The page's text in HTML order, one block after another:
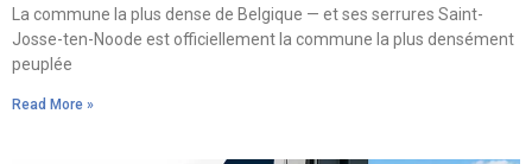
La commune la plus dense de Belgique — et ses serrures Saint-
Josse-ten-Noode est officiellement la commune la plus densément
peuplée
Read More »